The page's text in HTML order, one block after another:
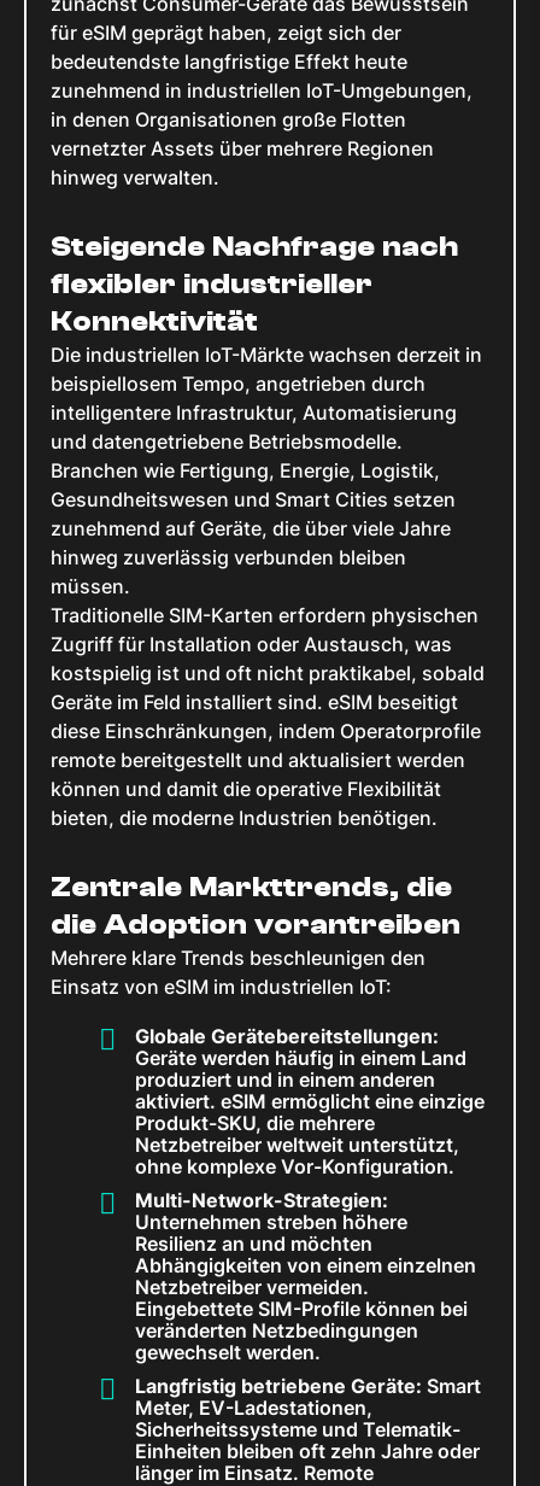
für eSIM geprägt haben, zeigt sich der
bedeutendste langfristige Effekt heute
zunehmend in industriellen IoT-Umgebungen,
in denen Organisationen große Flotten
vernetzter Assets über mehrere Regionen
hinweg verwalten.
Steigende Nachfrage nach
flexibler industrieller
Konnektivität
Die industriellen IoT-Märkte wachsen derzeit in
beispiellosem Tempo, angetrieben durch
intelligentere Infrastruktur, Automatisierung
und datengetriebene Betriebsmodelle.
Branchen wie Fertigung, Energie, Logistik,
Gesundheitswesen und Smart Cities setzen
zunehmend auf Geräte, die über viele Jahre
hinweg zuverlässig verbunden bleiben
müssen.
Traditionelle SIM-Karten erfordern physischen
Zugriff für Installation oder Austausch, was
kostspielig ist und oft nicht praktikabel, sobald
Geräte im Feld installiert sind. eSIM beseitigt
diese Einschränkungen, indem Operatorprofile
remote bereitgestellt und aktualisiert werden
können und damit die operative Flexibilität
bieten, die moderne Industrien benötigen.
Zentrale Markttrends, die
die Adoption vorantreiben
Mehrere klare Trends beschleunigen den
Einsatz von eSIM im industriellen IoT:
Globale Gerätebereitstellungen:
Geräte werden häufig in einem Land
produziert und in einem anderen
aktiviert. eSIM ermöglicht eine einzige
Produkt-SKU, die mehrere
Netzbetreiber weltweit unterstützt,
ohne komplexe Vor-Konfiguration.
Multi-Network-Strategien:
Unternehmen streben höhere
Resilienz an und möchten
Abhängigkeiten von einem einzelnen
Netzbetreiber vermeiden.
Eingebettete SIM-Profile können bei
veränderten Netzbedingungen
gewechselt werden.
Langfristig betriebene Geräte: Smart
Meter, EV-Ladestationen,
Sicherheitssysteme und Telematik-
Einheiten bleiben oft zehn Jahre oder
länger im Einsatz. Remote